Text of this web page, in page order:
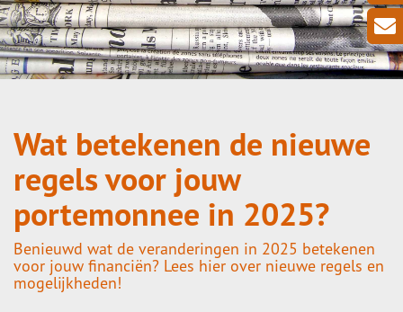
Wat betekenen de nieuwe
regels voor jouw
portemonnee in 2025?
Benieuwd wat de veranderingen in 2025 betekenen
voor jouw financiën? Lees hier over nieuwe regels en
mogelijkheden!